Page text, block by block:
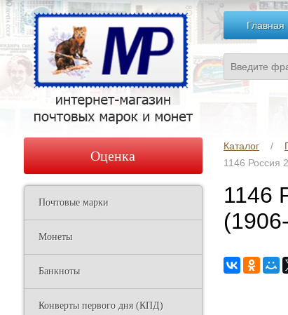
Главная
Каталог
1146 Россия
1146
Оценка
Почтовые марки
Монеты
Банкноты
Конверты первого дня (КПД)